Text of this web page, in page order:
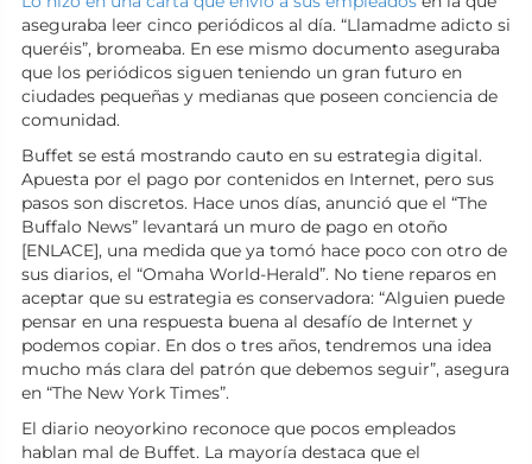
aseguraba leer cinco periódicos al día. “Llamadme adicto si
queréis”, bromeaba. En ese mismo documento aseguraba
que los periódicos siguen teniendo un gran futuro en
ciudades pequeñas y medianas que poseen conciencia de
comunidad.
Buffet se está mostrando cauto en su estrategia digital.
Apuesta por el pago por contenidos en Internet, pero sus
pasos son discretos. Hace unos días, anunció que el “The
Buffalo News” levantará un muro de pago en otoño
[ENLACE], una medida que ya tomó hace poco con otro de
sus diarios, el “Omaha World-Herald”. No tiene reparos en
aceptar que su estrategia es conservadora: “Alguien puede
pensar en una respuesta buena al desafío de Internet y
podemos copiar. En dos o tres años, tendremos una idea
mucho más clara del patrón que debemos seguir”, asegura
en “The New York Times”.
El diario neoyorkino reconoce que pocos empleados
hablan mal de Buffet. La mayoría destaca que el